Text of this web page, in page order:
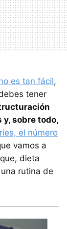
es tan fácil,
tener
sobre todo,
el número
vamos a
dieta
rutina de